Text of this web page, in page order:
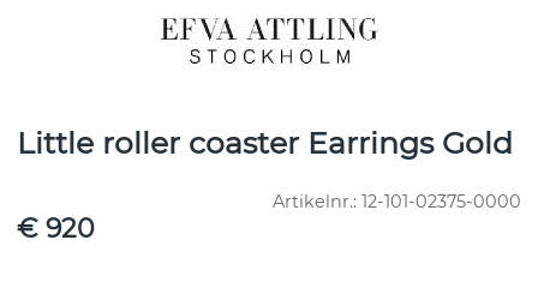
Little roller coaster Earrings Gold
Artikelnr.: 12-101-02375-0000
€ 920